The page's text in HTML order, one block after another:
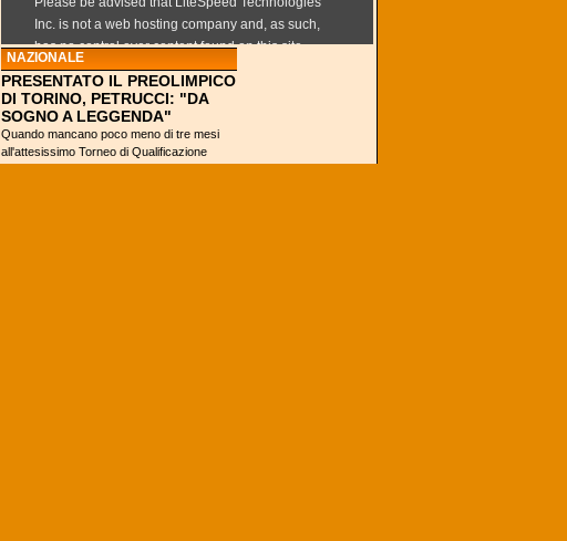
NAZIONALE
PRESENTATO IL PREOLIMPICO
DI TORINO, PETRUCCI: "DA
SOGNO A LEGGENDA"
Quando mancano poco meno di tre mesi
all'attesissimo Torneo di Qualificazione